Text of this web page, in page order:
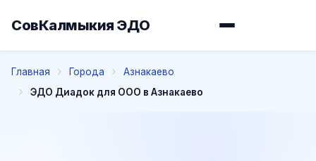
СовКалмыкия ЭДО
Главная Города
Азнакаево
ЭДО Диадок для ООО в Азнакаево